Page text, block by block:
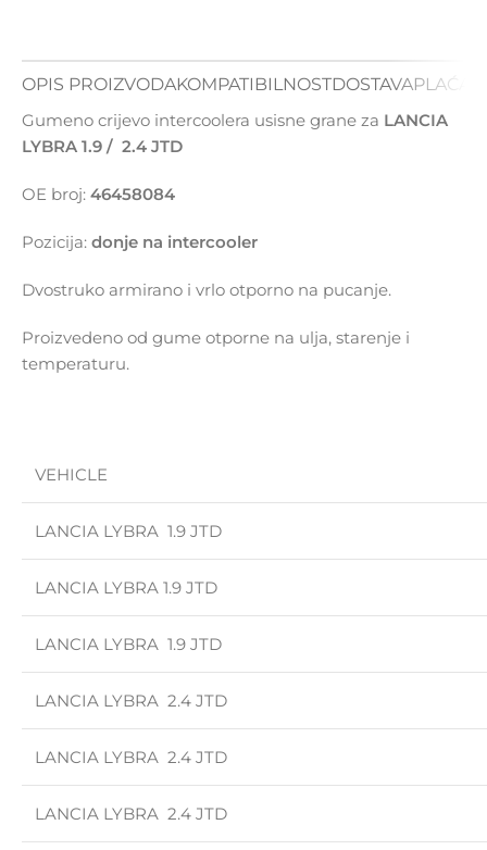
OPIS PROIZVODAKOMPATIBILNOSTDOSTAVA
Gumeno crijevo intercoolera usisne grane za LANCIA
LYBRA 1.9 / 2.4 JTD
OE broj: 46458084
Pozicija: donje na intercooler
Dvostruko armirano i vrlo otporno na pucanje.
Proizvedeno od gume otporne na ulja, starenje i
temperaturu.
VEHICLE
LANCIA LYBRA 1.9 JTD
LANCIA LYBRA 1.9 JTD
LANCIA LYBRA 1.9 JTD
LANCIA LYBRA 2.4 JTD
LANCIA LYBRA 2.4 JTD
LANCIA LYBRA 2.4 JTD